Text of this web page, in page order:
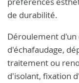
de durabilité.
Déroulement
d'échafaudage,
traitement ou
d'isolant, fixation